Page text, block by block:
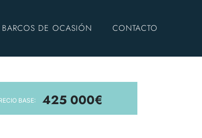
BARCOS DE OCASIÓN CONTACTO
BASE: 425 000€